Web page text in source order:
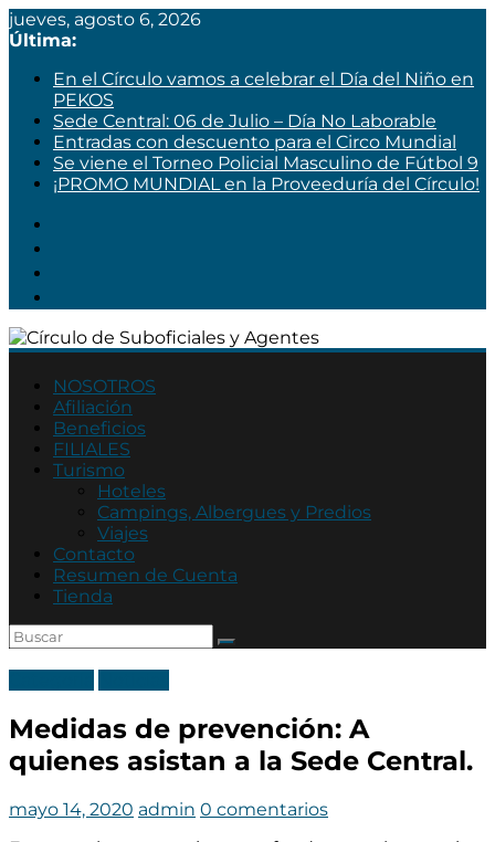
jueves, agosto 6, 2026
Última:
En el Círculo vamos a celebrar el Día del Niño en
PEKOS
Sede Central: 06 de Julio – Día No Laborable
Entradas con descuento para el Circo Mundial
Se viene el Torneo Policial Masculino de Fútbol 9
¡PROMO MUNDIAL en la Proveeduría del Círculo!
Círculo
de
Suboficiales
Agentes
Asociación
Policía
Córdoba
NOSOTROS
Afiliación
Beneficios
FILIALES
Turismo
Hoteles
Campings, Albergues y Predios
Viajes
Contacto
Resumen de Cuenta
Tienda
Medidas de prevención: A
quienes asistan a la Sede Central.
mayo 14, 2020 admin 0 comentarios